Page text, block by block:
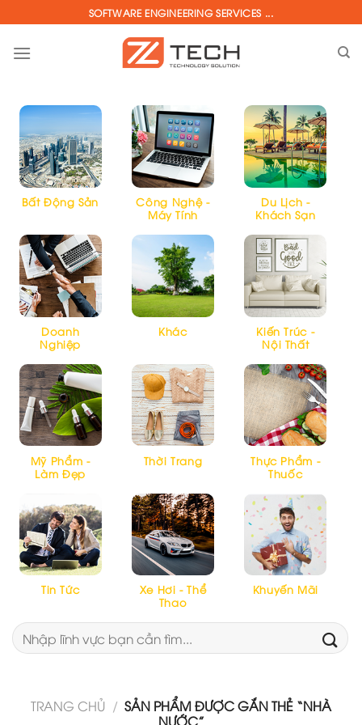
to
content
SOFTWARE ENGINEERING SERVICES ...
Bất Động Sản
Công Nghệ -
Máy Tính
Du Lịch -
Khách Sạn
Doanh
Nghiệp
Khác
Kiến Trúc -
Nội Thất
Mỹ Phẩm -
Làm Đẹp
Thời Trang
Thực Phẩm -
Thuốc
Tin Tức
Xe Hơi - Thể
Thao
Khuyến Mãi
Tìm
kiếm:
TRANG CHỦ / SẢN PHẨM ĐƯỢC GẮN THẺ “NHÀ
NƯỚC”